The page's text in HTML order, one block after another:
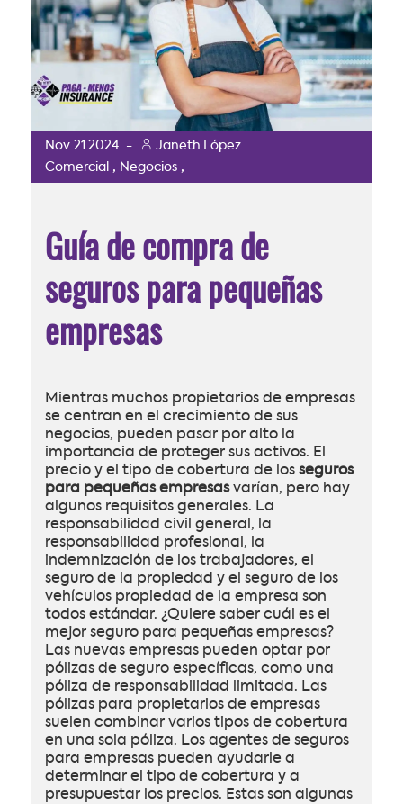
Nov 21 2024 -
Janeth López
Comercial
, Negocios ,
Guía de compra de
seguros para pequeñas
empresas
Mientras muchos propietarios de empresas
se centran en el crecimiento de sus
negocios, pueden pasar por alto la
importancia de proteger sus activos. El
precio y el tipo de cobertura de los seguros
para pequeñas empresasvarían, pero hay
algunos requisitos generales. La
responsabilidad civil general, la
responsabilidad profesional, la
indemnización de los trabajadores, el
seguro de la propiedad y el seguro de los
vehículos propiedad de la empresa son
todos estándar. ¿Quiere saber cuál es el
mejor seguro para pequeñas empresas?
Las nuevas empresas pueden optar por
pólizas de seguro específicas, como una
póliza de responsabilidad limitada. Las
pólizas para propietarios de empresas
suelen combinar varios tipos de cobertura
en una sola póliza. Los agentes de seguros
para empresas pueden ayudarle a
determinar el tipo de cobertura y a
presupuestar los precios. Estas son algunas